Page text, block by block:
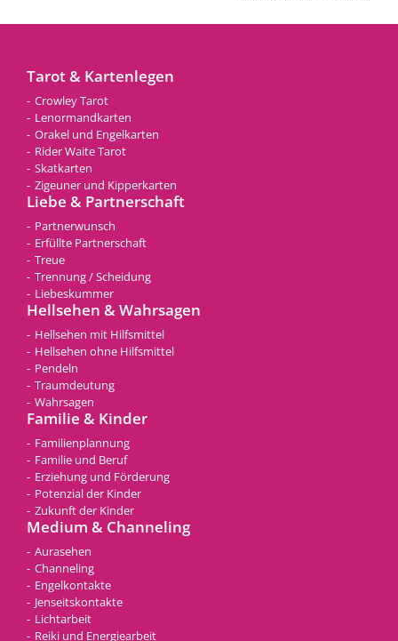
Tarot & Kartenlegen
Crowley Tarot
Lenormandkarten
Orakel und Engelkarten
Rider Waite Tarot
Skatkarten
Zigeuner und Kipperkarten
Liebe & Partnerschaft
Partnerwunsch
Erfüllte Partnerschaft
Treue
Trennung / Scheidung
Liebeskummer
Hellsehen & Wahrsagen
Hellsehen mit Hilfsmittel
Hellsehen ohne Hilfsmittel
Pendeln
Traumdeutung
Wahrsagen
Familie & Kinder
Familienplannung
Familie und Beruf
Erziehung und Förderung
Potenzial der Kinder
Zukunft der Kinder
Medium & Channeling
Aurasehen
Channeling
Engelkontakte
Jenseitskontakte
Lichtarbeit
Reiki und Energiearbeit